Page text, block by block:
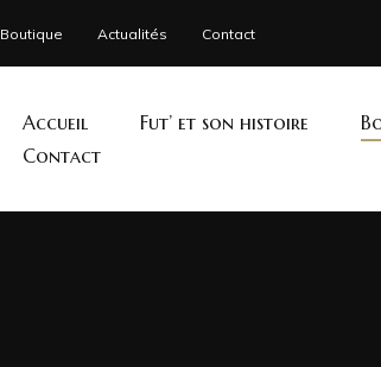
Boutique Actualités Contact
Accueil Fut’ et son histoire
Contact